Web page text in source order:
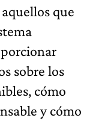
que
sobre los
cómo
y cómo